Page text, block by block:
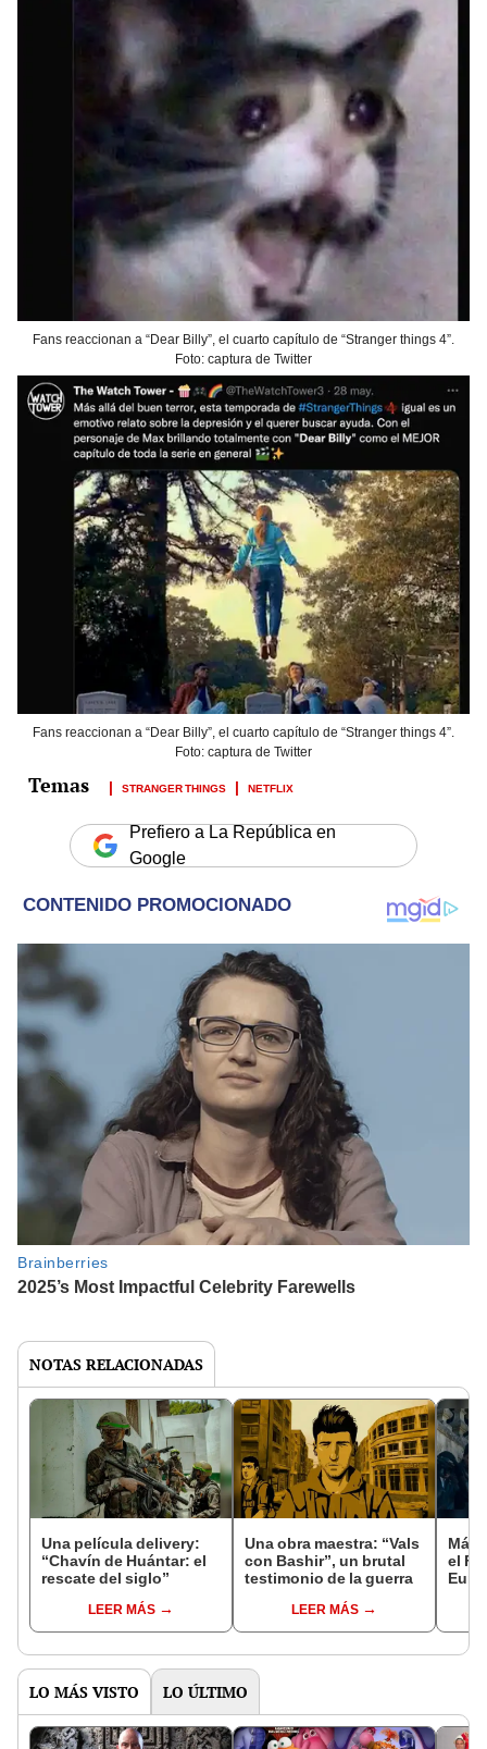
Fans reaccionan a “Dear Billy”, el cuarto capítulo de “Stranger things 4”.
Foto: captura de Twitter
Fans reaccionan a “Dear Billy”, el cuarto capítulo de “Stranger things 4”.
Foto: captura de Twitter
STRANGER THINGS NETFLIX
Prefiero a La República en
Google
NOTAS RELACIONADAS
Una película delivery:
“Chavín de Huántar: el
rescate del siglo”
LEER MÁS
Una obra maestra: “Vals
con Bashir”, un brutal
testimonio de la guerra
LEER MÁS
Más
el
LO MÁS VISTO LO ÚLTIMO